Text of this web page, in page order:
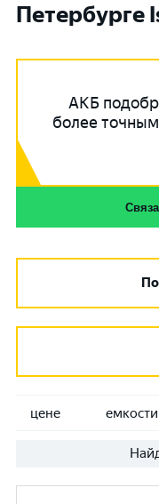
Петербурге
АКБ
более
цене емкости